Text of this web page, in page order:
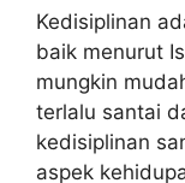
Kedisiplinan
baik menurut
mungkin
terlalu santai
kedisiplinan
aspek